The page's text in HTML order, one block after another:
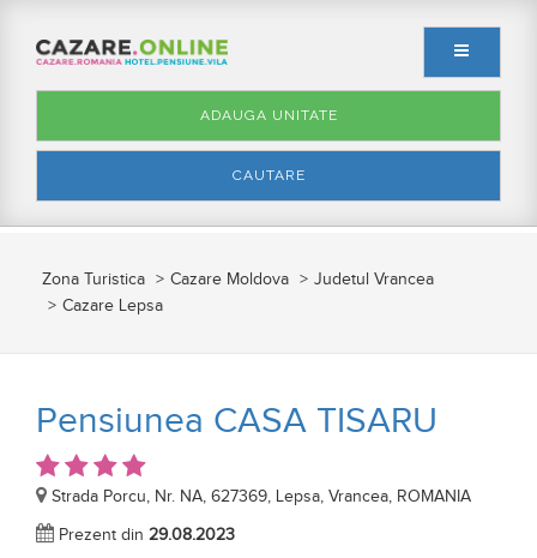
CAUTARE
ADAUGA UNITATE
Zona Turistica Cazare Moldova
Judetul Vrancea
Cazare Lepsa
Pensiunea CASA TISARU
Strada Porcu, Nr. NA, 627369, Lepsa, Vrancea, ROMANIA
Prezent din 29.08.2023